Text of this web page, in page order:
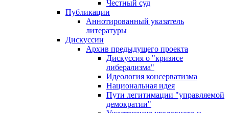
Честный суд
Публикации
Аннотированный указатель
литературы
Дискуссии
Архив предыдущего проекта
Дискуссия о "кризисе
либерализма"
Идеология консерватизма
Национальная идея
Пути легитимации "управляемой
демократии"